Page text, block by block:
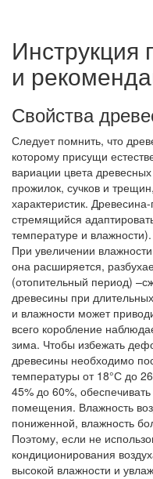
Инструкция
и
Свойства
Следует помнить, что
которому присущи
вариации цвета
прожилок, сучков и
характеристик.
стремящийся
температуре и влажности).
При увеличении
она расширяется,
(отопительный период)
древесины при
и влажности может
всего коробление
зима. Чтобы избежать
древесины необходимо
температуры от 18°С до
45% до 60%,
помещения. Влажность
пониженной, влажность
Поэтому, если не
кондиционирования
высокой влажности и